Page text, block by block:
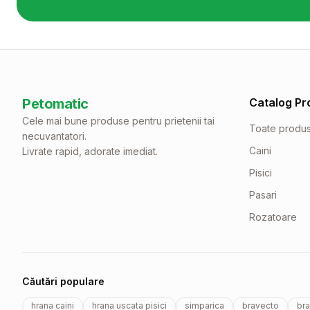
Petomatic
Cele mai bune produse pentru prietenii tai
necuvantatori.
Livrate rapid, adorate imediat.
Catalog
Toate
Caini
Pisici
Pasari
Rozatoare
Căutări populare
hrana caini hrana uscata pisici simparica bravecto